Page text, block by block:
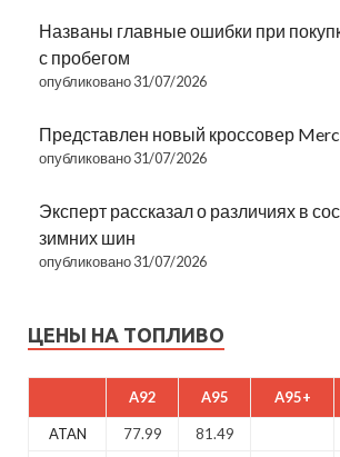
Названы главные ошибки при
с пробегом
опубликовано 31/07/2026
Представлен новый кроссовер
опубликовано 31/07/2026
Эксперт рассказал о различиях в
зимних шин
опубликовано 31/07/2026
ЦЕНЫ НА ТОПЛИВО
A92 A95 A95+
ATAN 77.99 81.49